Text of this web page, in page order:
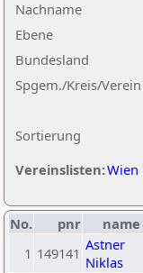
Nachname
Ebene
Sortierung
Bundesland
Spgem./Kreis/Verein
Vereinslisten:Wien
No. pnr name
1 149141 Astner
Niklas